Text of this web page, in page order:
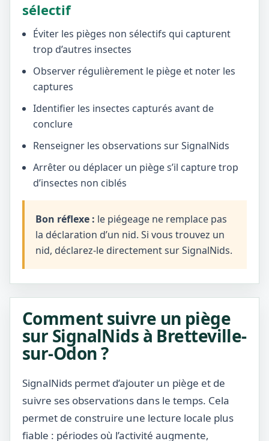
sélectif
Éviter les pièges non sélectifs qui capturent
trop d’autres insectes
Observer régulièrement le piège et noter les
captures
Identifier les insectes capturés avant de
conclure
Renseigner les observations sur SignalNids
Arrêter ou déplacer un piège s’il capture trop
d’insectes non ciblés
Bon réflexe : le piégeage ne remplace pas
la déclaration d’un nid. Si vous trouvez un
nid, déclarez-le directement sur SignalNids.
Comment suivre un piège
sur SignalNids à Bretteville-
sur-Odon ?
SignalNids permet d’ajouter un piège et de
suivre ses observations dans le temps. Cela
permet de construire une lecture locale plus
fiable : périodes où l’activité augmente,